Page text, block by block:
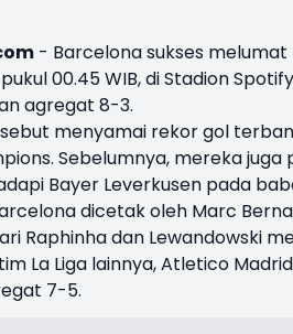
- Barcelonasukses melumat
00.45 WIB, di Stadion
agregat 8-3.
menyamai rekor gol
Sebelumnya, mereka
Bayer Leverkusen pada
dicetak oleh Marc
Raphinha dan Lewandowski
La Liga lainnya, Atletico
7-5.